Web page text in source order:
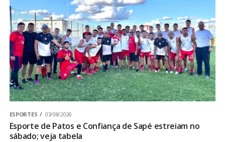
ESPORTES 03/08/2026
Esporte de Patos e Confiança de Sapé estreiam no
sábado; veja tabela